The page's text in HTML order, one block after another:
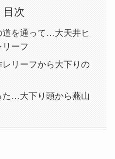
目次
道を通って…大天井ヒ
ーフ
リーフから大下りの
た…大下り頭から燕山